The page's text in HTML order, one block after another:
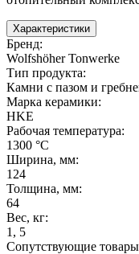
Характеристики
Бренд:
Wolfshöher Tonwerke
Тип продукта:
Камни с пазом и
Марка керамики:
HKE
Рабочая температура:
1300 °С
Ширина, мм:
124
Толщина, мм:
64
Вес, кг:
1 , 5
Сопутствующие товары